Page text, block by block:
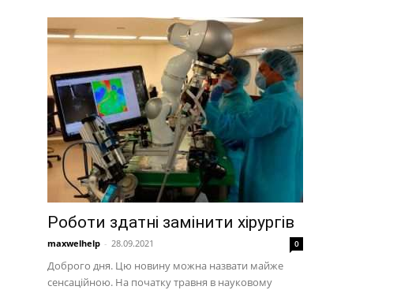
Роботи здатні замінити хірургів
maxwelhelp - 28.09.2021 0
Доброго дня. Цю новину можна назвати майже
сенсаційною. На початку травня в науковому